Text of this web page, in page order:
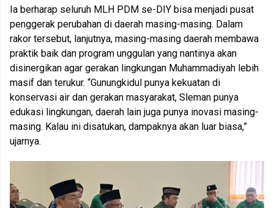
Ia berharap seluruh MLH PDM se-DIY bisa menjadi pusat
penggerak perubahan di daerah masing-masing. Dalam
rakor tersebut, lanjutnya, masing-masing daerah membawa
praktik baik dan program unggulan yang nantinya akan
disinergikan agar gerakan lingkungan Muhammadiyah lebih
masif dan terukur. “Gunungkidul punya kekuatan di
konservasi air dan gerakan masyarakat, Sleman punya
edukasi lingkungan, daerah lain juga punya inovasi masing-
masing. Kalau ini disatukan, dampaknya akan luar biasa,”
ujarnya.